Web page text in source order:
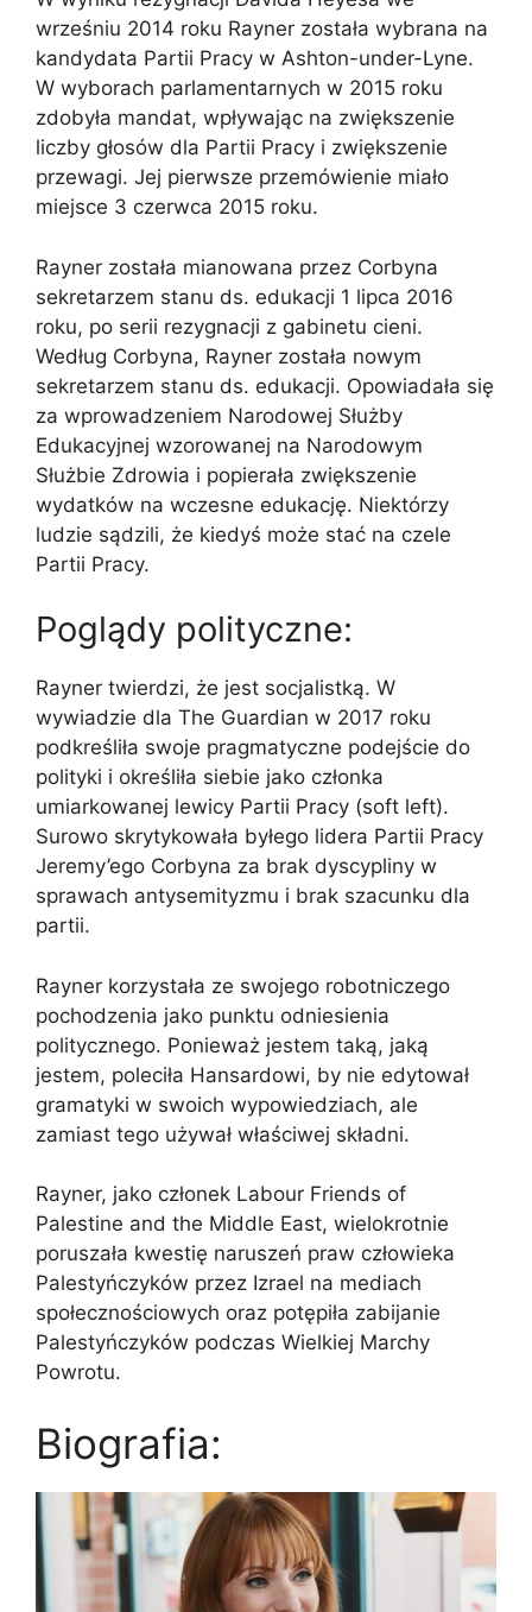
wrześniu 2014 roku Rayner została wybrana na
kandydata Partii Pracy w Ashton-under-Lyne.
W wyborach parlamentarnych w 2015 roku
zdobyła mandat, wpływając na zwiększenie
liczby głosów dla Partii Pracy i zwiększenie
przewagi. Jej pierwsze przemówienie miało
miejsce 3 czerwca 2015 roku.
Rayner została mianowana przez Corbyna
sekretarzem stanu ds. edukacji 1 lipca 2016
roku, po serii rezygnacji z gabinetu cieni.
Według Corbyna, Rayner została nowym
sekretarzem stanu ds. edukacji. Opowiadała się
za wprowadzeniem Narodowej Służby
Edukacyjnej wzorowanej na Narodowym
Służbie Zdrowia i popierała zwiększenie
wydatków na wczesne edukację. Niektórzy
ludzie sądzili, że kiedyś może stać na czele
Partii Pracy.
Poglądy polityczne:
Rayner twierdzi, że jest socjalistką. W
wywiadzie dla The Guardian w 2017 roku
podkreśliła swoje pragmatyczne podejście do
polityki i określiła siebie jako członka
umiarkowanej lewicy Partii Pracy (soft left).
Surowo skrytykowała byłego lidera Partii Pracy
Jeremy’ego Corbyna za brak dyscypliny w
sprawach antysemityzmu i brak szacunku dla
partii.
Rayner korzystała ze swojego robotniczego
pochodzenia jako punktu odniesienia
politycznego. Ponieważ jestem taką, jaką
jestem, poleciła Hansardowi, by nie edytował
gramatyki w swoich wypowiedziach, ale
zamiast tego używał właściwej składni.
Rayner, jako członek Labour Friends of
Palestine and the Middle East, wielokrotnie
poruszała kwestię naruszeń praw człowieka
Palestyńczyków przez Izrael na mediach
społecznościowych oraz potępiła zabijanie
Palestyńczyków podczas Wielkiej Marchy
Powrotu.
Biografia: